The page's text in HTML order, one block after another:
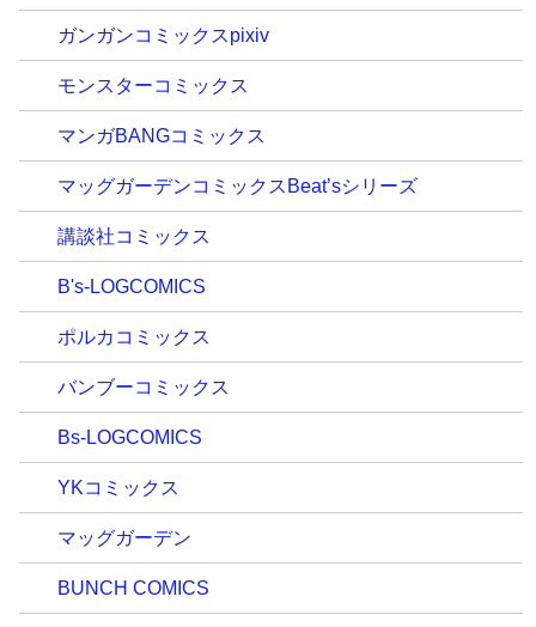
ガンガンコミックスpixiv
モンスターコミックス
マンガBANGコミックス
マッグガーデンコミックスBeat’sシリーズ
講談社コミックス
B's-LOGCOMICS
ポルカコミックス
バンブーコミックス
Bs-LOGCOMICS
YKコミックス
マッグガーデン
BUNCH COMICS